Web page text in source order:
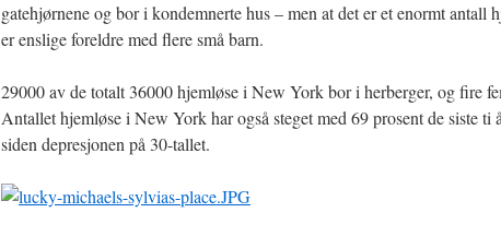
gatehjørnene og bor i kondemnerte hus – men at det er et enormt antall
er enslige foreldre med flere små barn.
29000 av de totalt 36000 hjemløse i New York bor i herberger, og fire
Antallet hjemløse i New York har også steget med 69 prosent de siste ti
siden depresjonen på 30-tallet.